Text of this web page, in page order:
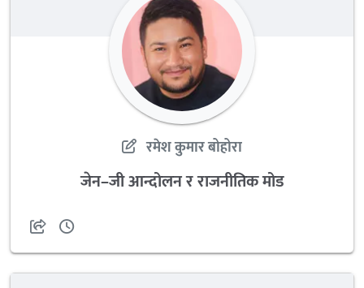
रमेश कुमार बोहोरा
जेन–जी आन्दोलन र राजनीतिक मोड